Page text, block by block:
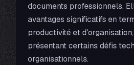
documents professionnels.
avantages significatifs en
productivité et
présentant certains défis
organisationnels.